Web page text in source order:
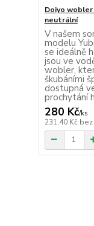
Doiyo wobler
neutrální
V našem
modelu
se ideálně
jsou ve
wobler,
škubáními
dostupná
prochytání
280 Kč/ks
231,40 Kč bez